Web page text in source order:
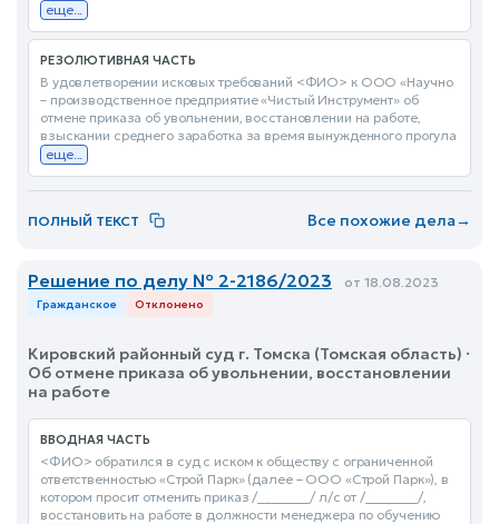
еще...
РЕЗОЛЮТИВНАЯ ЧАСТЬ
В удовлетворении исковых требований <ФИО> к ООО «Научно
– производственное предприятие «Чистый Инструмент» об
отмене приказа об увольнении, восстановлении на работе,
взыскании среднего заработка за время вынужденного прогула
еще...
ПОЛНЫЙ ТЕКСТ Все похожие дела→
Решение по делу № 2-2186/2023 от 18.08.2023
Гражданское Отклонено
Кировский районный суд г. Томска (Томская область) ·
Об отмене приказа об увольнении, восстановлении
на работе
ВВОДНАЯ ЧАСТЬ
<ФИО> обратился в суд с иском к обществу с ограниченной
ответственностью «Строй Парк» (далее – ООО «Строй Парк»), в
котором просит отменить приказ /________/ л/с от /________/,
восстановить на работе в должности менеджера по обучению